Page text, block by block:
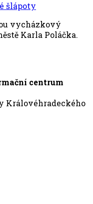
šlápoty
vycházkový
Karla Poláčka.
centrum
Královéhradeckého